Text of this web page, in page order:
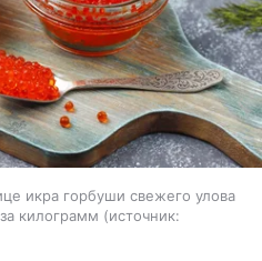
икра горбуши свежего улова
килограмм
источник: